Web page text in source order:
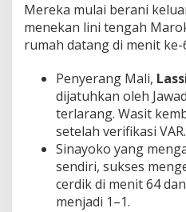
Mereka mulai berani
menekan lini tengah
rumah datang di menit ke-
Penyerang Mali,
dijatuhkan oleh
terlarang. Wasit
setelah verifikasi VAR.
Sinayoko yang
sendiri, sukses
cerdik di menit 64
menjadi 1–1.